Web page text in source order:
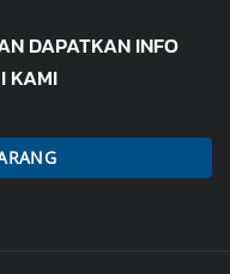
DAPATKAN INFO
KAMI